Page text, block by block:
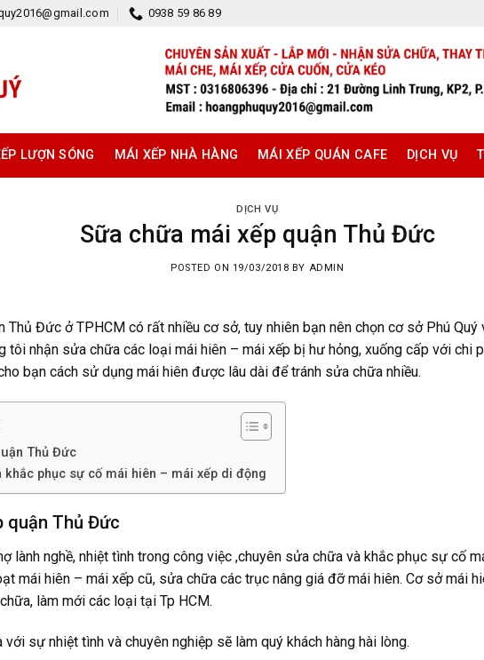
0938 59 86 89
LƯỢN SÓNG MÁI XẾP NHÀ HÀNG MÁI XẾP QUÁN CAFE DỊCH VỤ
DỊCH VỤ
Sữa chữa mái xếp quận Thủ Đức
POSTED ON 19/03/2018 BY ADMIN
Thủ Đức ở TPHCM có rất nhiều cơ sở, tuy nhiên bạn nên chọn cơ sở Phú
tôi nhận sửa chữa các loại mái hiên – mái xếp bị hư hỏng, xuống cấp với chi
bạn cách sử dụng mái hiên được lâu dài để tránh sửa chữa nhiều.
Thủ Đức
khắc phục sự cố mái hiên – mái xếp di động
quận Thủ Đức
lành nghề, nhiệt tình trong công việc ,chuyên sửa chữa và khắc phục sự cố
mái hiên – mái xếp cũ, sửa chữa các trục nâng giá đỡ mái hiên. Cơ sở mái
làm mới các loại tại Tp HCM.
với sự nhiệt tình và chuyên nghiệp sẽ làm quý khách hàng hài lòng.